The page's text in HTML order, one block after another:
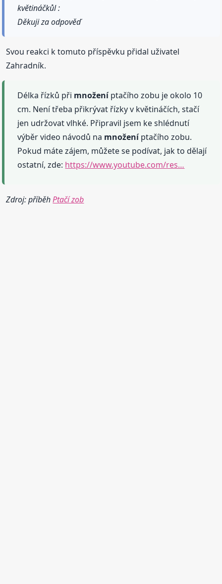
květináčkůl :
Děkuji za odpověď
Svou reakci k tomuto příspěvku přidal uživatel
Zahradník.
Délka řízků při množeníptačího zobu je okolo 10
cm. Není třeba přikrývat řízky v květináčích, stačí
jen udržovat vlhké. Připravil jsem ke shlédnutí
výběr video návodů na množeníptačího zobu.
Pokud máte zájem, můžete se podívat, jak to dělají
ostatní, zde: https://www.youtube.com/res…
Zdroj: příběhPtačí zob